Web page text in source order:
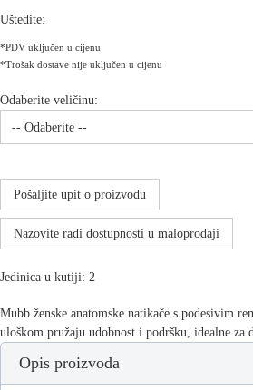
Uštedite:
*PDV uključen u cijenu
*Trošak dostave nije uključen u cijenu
Odaberite veličinu:
Pošaljite upit o proizvodu
Nazovite radi dostupnosti u maloprodaji
Jedinica u kutiji: 2
Mubb ženske anatomske natikače s podesivim
uloškom pružaju udobnost i podršku, idealne za
Opis proizvoda